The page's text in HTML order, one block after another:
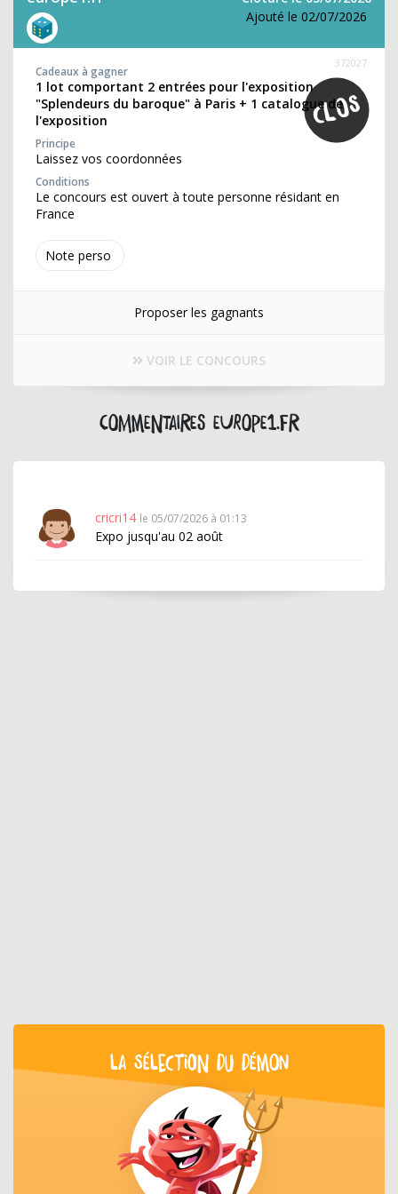
Ajouté le 02/07/2026
Note perso
372027
Cadeaux à gagner
1 lot comportant 2 entrées pour l'exposition
"Splendeurs du baroque" à Paris + 1 catalogue de
l'exposition
Principe
Laissez vos coordonnées
Conditions
Le concours est ouvert à toute personne résidant en
France
Proposer les gagnants
VOIR LE CONCOURS
Commentaires europe1.fr
cricri14 le 05/07/2026 à 01:13
Expo jusqu'au 02 août
LA SÉLECTION DU DÉMON